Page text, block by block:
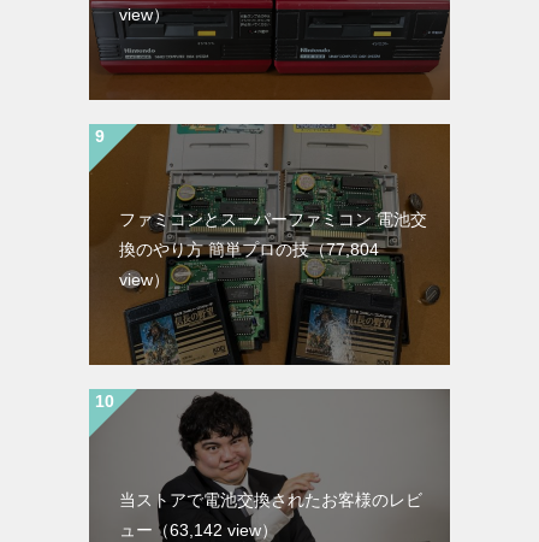
view）
ファミコンとスーパーファミコン 電池交
換のやり方 簡単プロの技（77,804
view）
当ストアで電池交換されたお客様のレビ
ュー （63,142 view）